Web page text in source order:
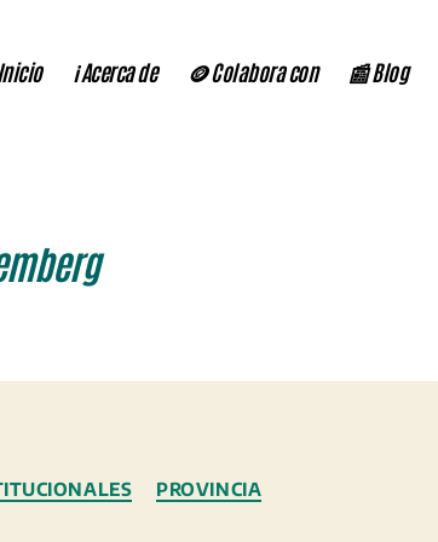
ℹ️ Acerca de 🪙 Colabora con 📰 Blog
PROVINCIA